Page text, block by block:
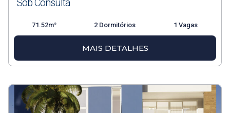
71.52m² 2 Dormitórios 1 Vagas
MAIS DETALHES